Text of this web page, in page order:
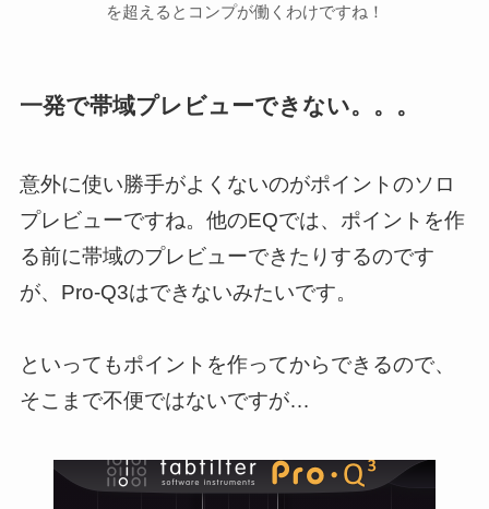
を超えるとコンプが働くわけですね！
一発で帯域プレビューできない。。。
意外に使い勝手がよくないのがポイントのソロ
プレビューですね。他のEQでは、ポイントを作
る前に帯域のプレビューできたりするのです
が、Pro-Q3はできないみたいです。
といってもポイントを作ってからできるので、
そこまで不便ではないですが…